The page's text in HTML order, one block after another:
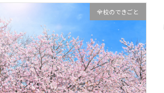
全校のできごと